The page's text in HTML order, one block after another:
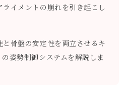
イメントの崩れを引き起こし
骨盤の安定性を両立させるキ
姿勢制御システムを解説しま